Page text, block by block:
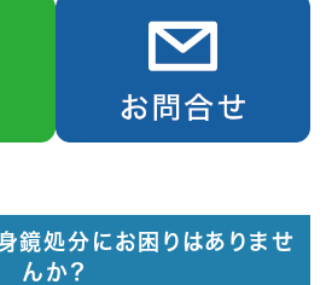
鏡処分にお困りはありませ
んか？